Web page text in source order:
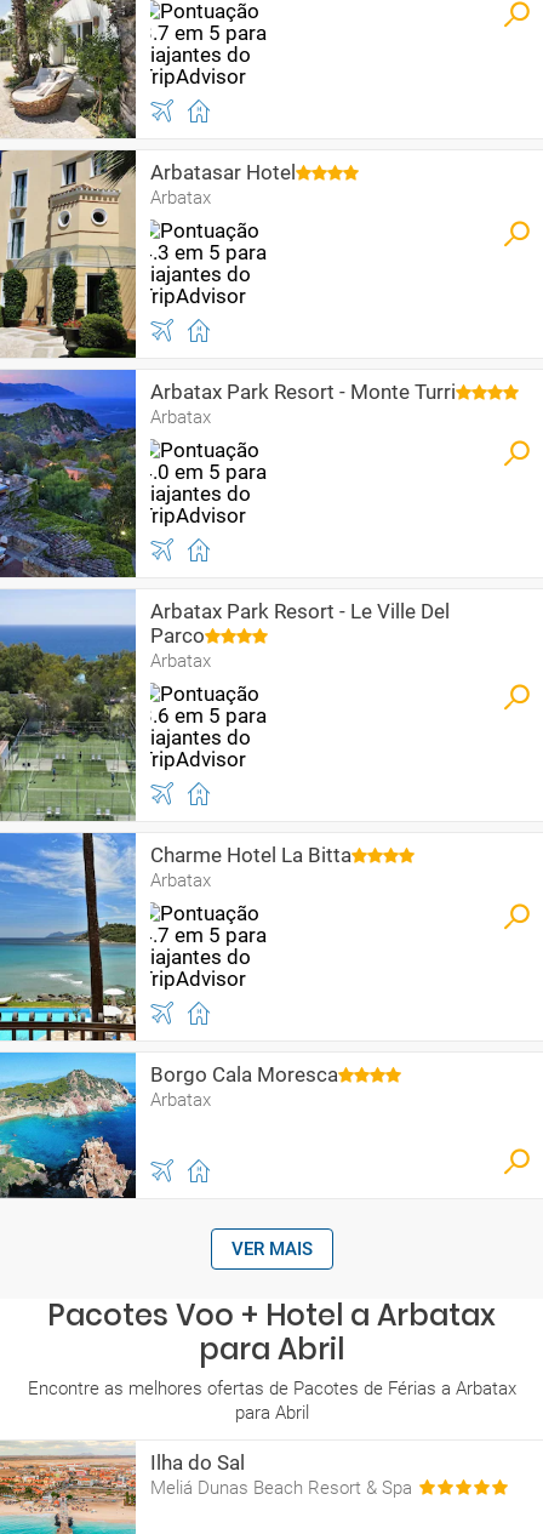
Arbatasar Hotel
Arbatax
Arbatax Park Resort - Monte Turri
Arbatax
Arbatax Park Resort - Le Ville Del
Parco
Arbatax
Charme Hotel La Bitta
Arbatax
Borgo Cala Moresca
Arbatax
VER MAIS
Pacotes Voo + Hotel a Arbatax
para Abril
Encontre as melhores ofertas de Pacotes de Férias a Arbatax
para Abril
Ilha do Sal
Meliá Dunas Beach Resort & Spa